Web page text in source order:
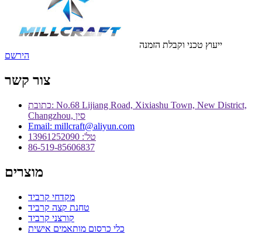
ייעוץ טכני וקבלת הזמנה
הירשם
צור קשר
כתובת: No.68 Lijiang Road, Xixiashu Town, New District,
Changzhou, סין
Email: millcraft@aliyun.com
טל': 13961252090
86-519-85606837
מוצרים
מקדחי קרביד
טחנת קצה קרביד
קורצני קרביד
כלי כרסום מותאמים אישית